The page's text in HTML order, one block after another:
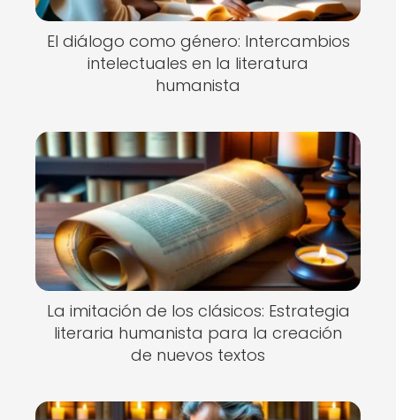
El diálogo como género: Intercambios
intelectuales en la literatura
humanista
La imitación de los clásicos: Estrategia
literaria humanista para la creación
de nuevos textos